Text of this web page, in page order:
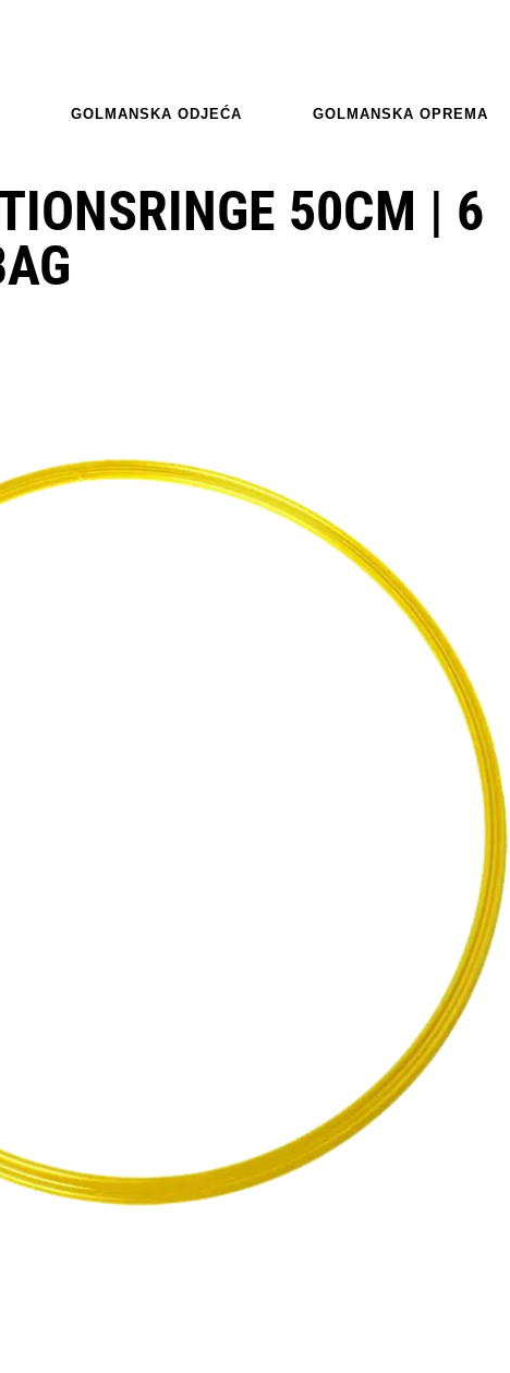
GOLMANSKA ODJEĆA GOLMANSKA OPREMA
50CM | 6